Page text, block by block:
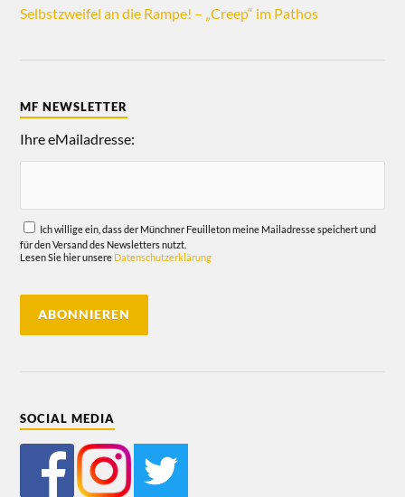
Selbstzweifel an die Rampe! – „Creep“ im Pathos
MF NEWSLETTER
Ihre eMailadresse:
Ich willige ein, dass der Münchner Feuilleton meine Mailadresse speichert und
für den Versand des Newsletters nutzt.
Lesen Sie hier unsere Datenschutzerklärung
SOCIAL MEDIA